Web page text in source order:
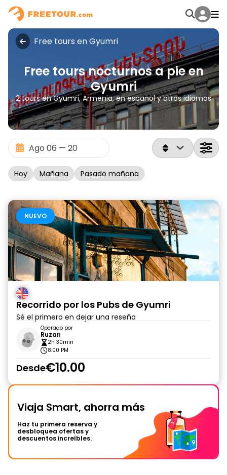
Free tours en Gyumri
Free tours nocturnos a pie en
Gyumri
2 tours en Gyumri, Armenia, en español y otros idiomas
Hoy Mañana Pasado mañana
NUEVO
Recorrido por los Pubs de Gyumri
Sé el primero en dejar una reseña
Operado por
Ruzan
2h 30min
8:00 PM
Desde€10.00
Viaja Smart, ahorra más
Haz tu primera reserva y
desbloquea ofertas y
descuentos increíbles.